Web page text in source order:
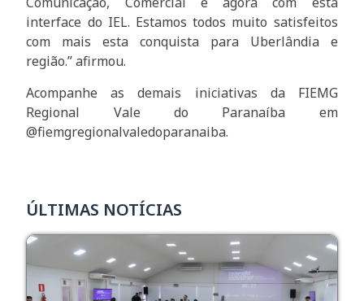
interface do IEL. Estamos todos muito satisfeitos
com mais esta conquista para Uberlândia e
região.” afirmou.
Acompanhe as demais iniciativas da FIEMG
Regional Vale do Paranaíba em
@fiemgregionalvaledoparanaiba.
ÚLTIMAS NOTÍCIAS